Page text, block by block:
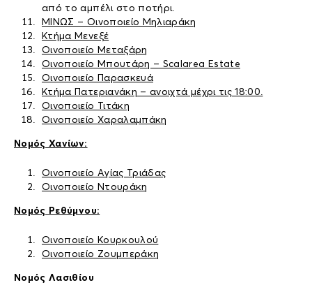
από το αμπέλι στο ποτήρι.
ΜΙΝΩΣ – Οινοποιείο Μηλιαράκη
Κτήμα Μενεξέ
Οινοποιείο Μεταξάρη
Οινοποιείο Μπουτάρη – Scalarea Estate
Οινοποιείο Παρασκευά
Κτήμα Πατεριανάκη – ανοιχτά μέχρι τις 18:00.
Οινοποιείο Τιτάκη
Οινοποιείο Χαραλαμπάκη
Νομός Χανίων:
Οινοποιείο Αγίας Τριάδας
Οινοποιείο Ντουράκη
Νομός Ρεθύμνου:
Οινοποιείο Κουρκουλού
Οινοποιείο Ζουμπεράκη
Νομός Λασιθίου